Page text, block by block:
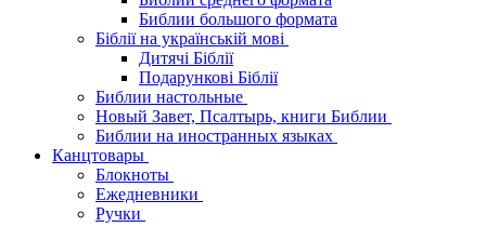
Библии большого формата
Біблії на українській мові
Дитячі Біблії
Подарункові Біблії
Библии настольные
Новый Завет, Псалтырь, книги Библии
Библии на иностранных языках
Канцтовары
Блокноты
Ежедневники
Ручки